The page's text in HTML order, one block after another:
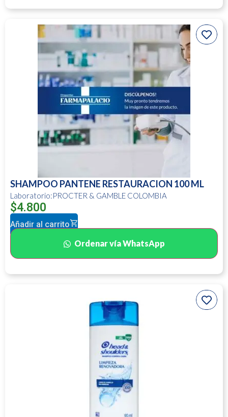
SHAMPOO PANTENE RESTAURACION 100 ML
Laboratorio:PROCTER & GAMBLE COLOMBIA
$4.800
Añadir al carrito
Ordenar vía WhatsApp